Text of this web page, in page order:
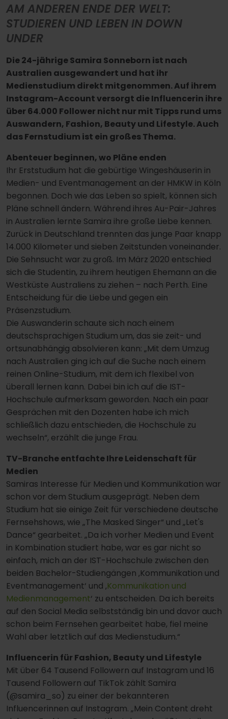
AM ANDEREN ENDE DER WELT:
STUDIEREN UND LEBEN IN DOWN
UNDER
Die 24-jährige Samira Sonneborn ist nach
Australien ausgewandert und hat ihr
Medienstudium direkt mitgenommen. Auf ihrem
Instagram-Account versorgt die Influencerin ihre
über 64.000 Follower nicht nur mit Tipps rund ums
Auswandern, Fashion, Beauty und Lifestyle. Auch
das Fernstudium ist ein großes Thema.
Abenteuer beginnen, wo Pläne enden
Ihr Erststudium hat die gebürtige Wingeshäuserin in
Medien- und Eventmanagement an der HMKW in Köln
begonnen. Doch wie das Leben so spielt, können sich
Pläne schnell ändern. Während ihres Au-Pair-Jahres
in Australien lernte Samira ihre große Liebe kennen.
Zurück in Deutschland trennten das junge Paar knapp
14.000 Kilometer und sieben Zeitstunden voneinander.
Die Sehnsucht war zu groß. Im März 2020 entschied
sich die Studentin, zu ihrem heutigen Ehemann an die
Westküste Australiens zu ziehen – nach Perth. Eine
Entscheidung für die Liebe und gegen ein
Präsenzstudium.
Die Auswanderin schaute sich nach einem
deutschsprachigen Studium um, das sie zeit- und
ortsunabhängig absolvieren kann: „Mit dem Umzug
nach Australien ging ich auf die Suche nach einem
reinen Online-Studium, mit dem ich flexibel von
überall lernen kann. Dabei bin ich auf die IST-
Hochschule aufmerksam geworden. Nach ein paar
Gesprächen mit den Dozenten habe ich mich
schließlich dazu entschieden, die Hochschule zu
wechseln“, erzählt die junge Frau.
TV-Branche entfachte Ihre Leidenschaft für
Medien
Samiras Interesse für Medien und Kommunikation war
schon vor dem Studium ausgeprägt. Neben dem
Studium hat sie einige Zeit für verschiedene deutsche
Fernsehshows, wie „The Masked Singer“ und „Let's
Dance“ gearbeitet. „Da ich vorher Medien und Event
in Kombination studiert habe, war es gar nicht so
einfach, mich an der IST-Hochschule zwischen den
beiden Bachelor-Studiengängen ‚Kommunikation und
Eventmanagement‘ und ‚Kommunikation und
Medienmanagement‘ zu entscheiden. Da ich bereits
auf den Social Media selbstständig bin und davor auch
schon beim Fernsehen gearbeitet habe, fiel meine
Wahl aber letztlich auf das Medienstudium.“
Influencerin für Fashion, Beauty und Lifestyle
Mit über 64 Tausend Followern auf Instagram und 16
Tausend Followern auf TikTok zählt Samira
(@samira_so) zu einer der bekannteren
Influencerinnen auf Instagram. „Mein Content dreht